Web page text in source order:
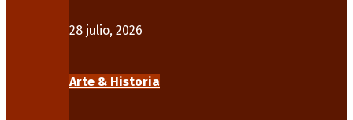
28 julio, 2026
Arte & Historia